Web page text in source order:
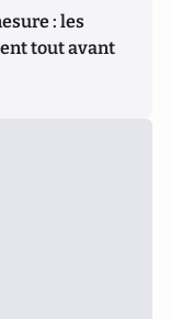
: les
tout avant